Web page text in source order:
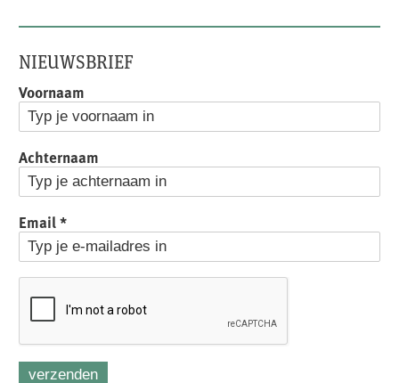
NIEUWSBRIEF
Voornaam
Achternaam
Email*
verzenden